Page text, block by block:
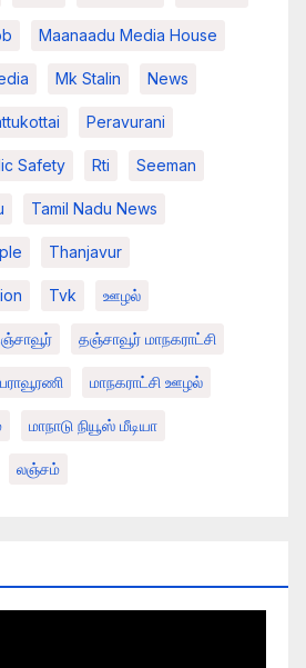
Maanaadu Media House
Mk Stalin News
Peravurani
Safety Rti Seeman
Tamil Nadu News
Thanjavur
Tvk ஊழல்
தஞ்சாவூர் மாநகராட்சி
மாநகராட்சி ஊழல்
மாநாடு நியூஸ் மீடியா
லஞ்சம்